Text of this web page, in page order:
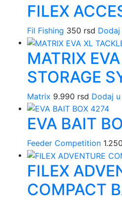
FILEX
Fil Fishing 350 rsd
MATRIX
STORAGE
Matrix 9.990 rsd Dodaj
EVA BAIT
Feeder Competition 1.250
FILEX
COMPACT